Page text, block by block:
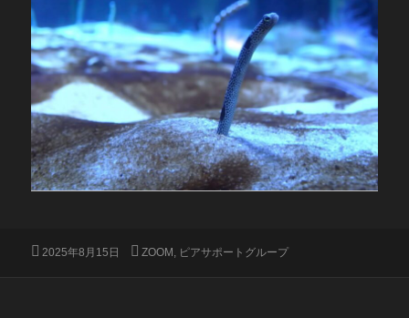
投
2025年8月15日
カ
ZOOM , ピアサポートグループ